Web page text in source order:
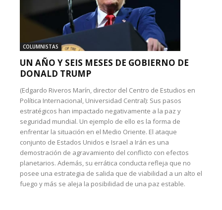
COLUMNISTAS
UN AÑO Y SEIS MESES DE GOBIERNO DE
DONALD TRUMP
(Edgardo Riveros Marín, director del Centro de Estudios en
Política Internacional, Universidad Central): Sus pasos
estratégicos han impactado negativamente a la paz y
seguridad mundial. Un ejemplo de ello es la forma de
enfrentar la situación en el Medio Oriente. El ataque
conjunto de Estados Unidos e Israel a Irán es una
demostración de agravamiento del conflicto con efectos
planetarios. Además, su errática conducta refleja que no
posee una estrategia de salida que de viabilidad a un alto el
fuego y más se aleja la posibilidad de una paz estable.